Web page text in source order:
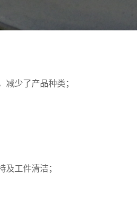
减少了产品种类；
及工件清洁；